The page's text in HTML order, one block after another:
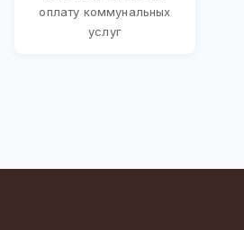
оплату коммунальных
услуг